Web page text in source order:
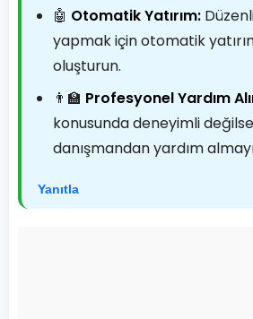
🤖 Otomatik Yatırım:
yapmak için otomatik
oluşturun.
👨‍🏫 Profesyonel Yardım
konusunda deneyimli
danışmandan yardım
Yanıtla